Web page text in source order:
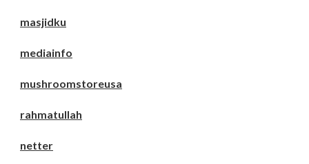
masjidku
mediainfo
mushroomstoreusa
rahmatullah
netter